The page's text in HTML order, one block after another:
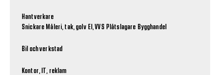
Hantverkare
Snickare Måleri, tak, golv El, VVS Plåtslagare Bygghandel
Bil och verkstad
Kontor, IT, reklam